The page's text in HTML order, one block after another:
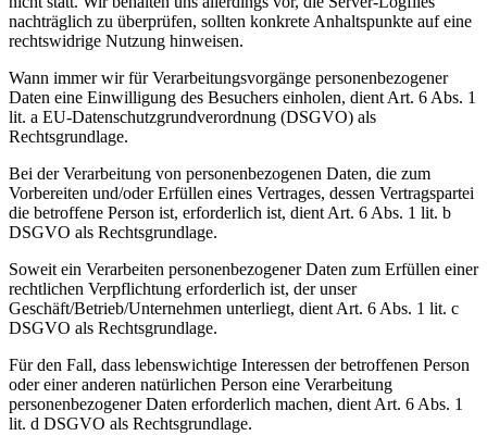
nachträglich zu überprüfen, sollten konkrete Anhaltspunkte auf eine
rechtswidrige Nutzung hinweisen.
Wann immer wir für Verarbeitungsvorgänge personenbezogener
Daten eine Einwilligung des Besuchers einholen, dient Art. 6 Abs. 1
lit. a EU-Datenschutzgrundverordnung (DSGVO) als
Rechtsgrundlage.
Bei der Verarbeitung von personenbezogenen Daten, die zum
Vorbereiten und/oder Erfüllen eines Vertrages, dessen Vertragspartei
die betroffene Person ist, erforderlich ist, dient Art. 6 Abs. 1 lit. b
DSGVO als Rechtsgrundlage.
Soweit ein Verarbeiten personenbezogener Daten zum Erfüllen einer
rechtlichen Verpflichtung erforderlich ist, der unser
Geschäft/Betrieb/Unternehmen unterliegt, dient Art. 6 Abs. 1 lit. c
DSGVO als Rechtsgrundlage.
Für den Fall, dass lebenswichtige Interessen der betroffenen Person
oder einer anderen natürlichen Person eine Verarbeitung
personenbezogener Daten erforderlich machen, dient Art. 6 Abs. 1
lit. d DSGVO als Rechtsgrundlage.